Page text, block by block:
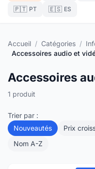
🇵🇹 PT 🇪🇸 ES
Accueil / Catégories /
Accessoires audio et
Accessoires
1 produit
Trier par :
Nouveautés
Prix
Nom A-Z